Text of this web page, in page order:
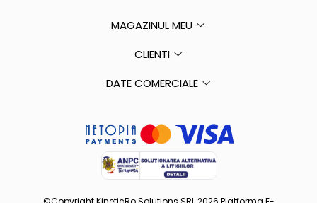
MAGAZINUL MEU
CLIENTI
DATE COMERCIALE